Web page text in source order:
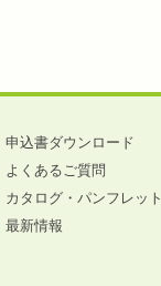
申込書ダウンロード
よくあるご質問
カタログ・パンフレット
最新情報